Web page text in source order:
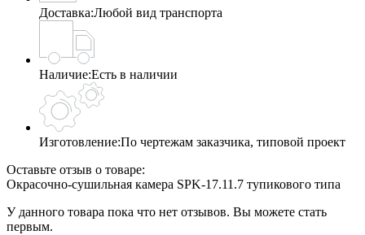
Доставка:Любой вид транспорта
Наличие:Есть в наличии
Изготовление:По чертежам заказчика, типовой проект
Оставьте отзыв о товаре:
Окрасочно-сушильная камера SPK-17.11.7 тупикового типа
У данного товара пока что нет отзывов. Вы можете стать
первым.